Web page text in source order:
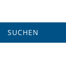
SUCHEN